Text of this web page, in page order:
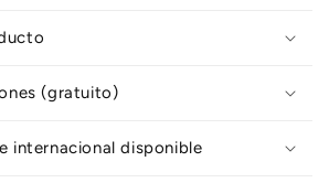
(gratuito)
internacional disponible